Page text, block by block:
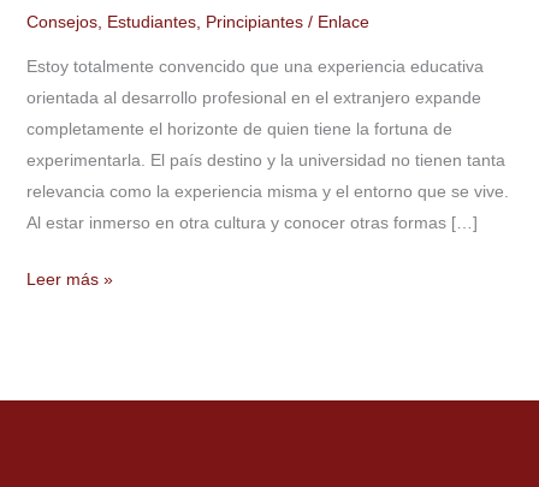
Consejos, Estudiantes, Principiantes/ Enlace
Estoy totalmente convencido que una experiencia educativa
orientada al desarrollo profesional en el extranjero expande
completamente el horizonte de quien tiene la fortuna de
experimentarla. El país destino y la universidad no tienen tanta
relevancia como la experiencia misma y el entorno que se vive.
Al estar inmerso en otra cultura y conocer otras formas […]
en
extranjero?
Leer más »